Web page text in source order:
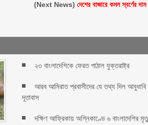
(Next News)দেশের বাজারে কমল স্বর্ণের দাম
২৩ বাংলাদেশিকে ফেরত পাঠাল যুক্তরাষ্ট্র
আরব আমিরাত প্রবাসীদের যে তথ্য দিল আবুধাবি
দূতাবাস
দক্ষিণ আফ্রিকায় অগ্নিকাণ্ডে ৬ বাংলাদেশির